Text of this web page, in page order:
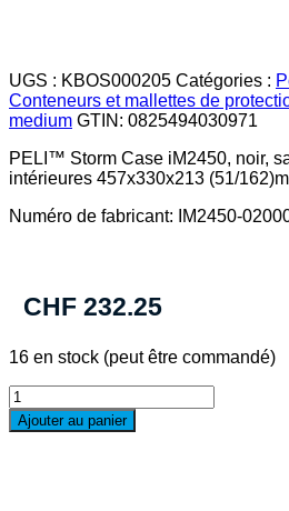
UGS : KBOS000205 Catégories :
Conteneurs et mallettes de
medium GTIN: 0825494030971
PELI™ Storm Case iM2450, noir,
intérieures 457x330x213 (51/
Numéro de fabricant: IM2450-
CHF 232.25
16 en stock (peut être commandé)
quantité
de
PELI™
Ajouter au panier